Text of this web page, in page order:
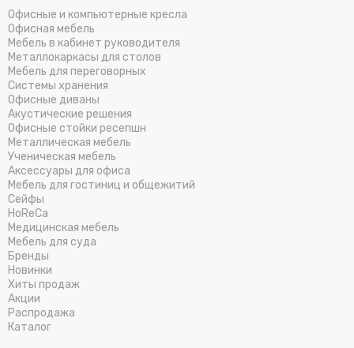
Офисные и компьютерные кресла
Офисная мебель
Мебель в кабинет руководителя
Металлокаркасы для столов
Мебель для переговорных
Системы хранения
Офисные диваны
Акустические решения
Офисные стойки ресепшн
Металлическая мебель
Ученическая мебель
Аксессуары для офиса
Мебель для гостиниц и общежитий
Cейфы
HoReCa
Медицинская мебель
Мебель для суда
Бренды
Новинки
Хиты продаж
Акции
Распродажа
Каталог